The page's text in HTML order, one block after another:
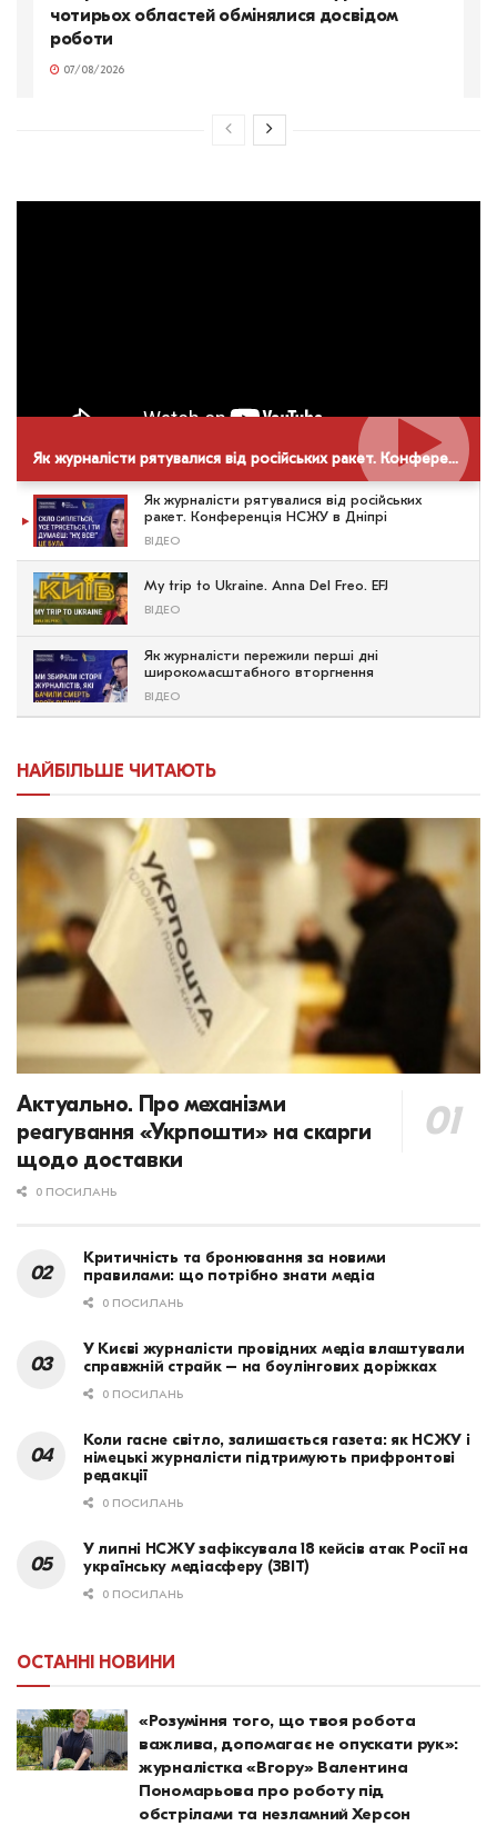
чотирьох областей обмінялися досвідом
роботи
07/08/2026
Як журналісти рятувалися від російських ракет. Конференція НСЖУ в Дніпрі
Як журналісти рятувалися від російських
ракет. Конференція НСЖУ в Дніпрі
ВІДЕО
My trip to Ukraine. Anna Del Freo. EFJ
ВІДЕО
Як журналісти пережили перші дні
широкомасштабного вторгнення
ВІДЕО
НАЙБІЛЬШЕ ЧИТАЮТЬ
Актуально. Про механізми
реагування «Укрпошти» на скарги
щодо доставки
0 ПОСИЛАНЬ
Критичність та бронювання за новими
правилами: що потрібно знати медіа
0 ПОСИЛАНЬ
У Києві журналісти провідних медіа влаштували
справжній страйк – на боулінгових доріжках
0 ПОСИЛАНЬ
Коли гасне світло, залишається газета: як НСЖУ і
німецькі журналісти підтримують прифронтові
редакції
0 ПОСИЛАНЬ
У липні НСЖУ зафіксувала 18 кейсів атак Росії на
українську медіасферу (ЗВІТ)
0 ПОСИЛАНЬ
ОСТАННІ НОВИНИ
«Розуміння того, що твоя робота
важлива, допомагає не опускати рук»:
журналістка «Вгору» Валентина
Пономарьова про роботу під
обстрілами та незламний Херсон